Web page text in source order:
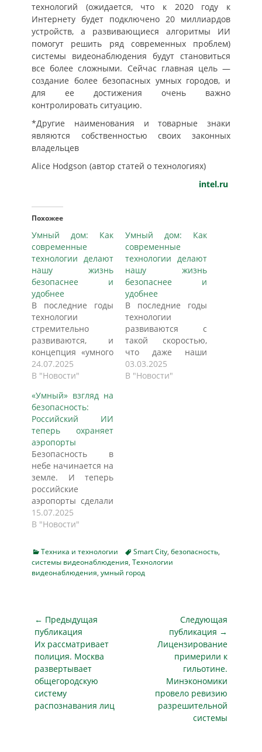
технологий (ожидается, что к 2020 году к
Интернету будет подключено 20 миллиардов
устройств, а развивающиеся алгоритмы ИИ
помогут решить ряд современных проблем)
системы видеонаблюдения будут становиться
все более сложными. Сейчас главная цель —
создание более безопасных умных городов, и
для ее достижения очень важно
контролировать ситуацию.
*Другие наименования и товарные знаки
являются собственностью своих законных
владельцев
Alice Hodgson (автор статей о технологиях)
intel.ru
Похожее
Умный дом: Как
современные
технологии делают
нашу жизнь
безопаснее и
удобнее
В последние годы
технологии
стремительно
развиваются, и
концепция «умного
дома» становится
все более
prokhab.ru. В
последние годы
технологии
развиваются с
такой скоростью,
что даже наши
холодильники
начинают вести
себя умнее нас!
Концепция «умного
дома» становится
всё более
не просто модное
слово — это
настоящая
24.07.2025
В "Новости"
Умный дом: Как
современные
технологии делают
нашу жизнь
безопаснее и
удобнее
В последние годы
технологии
развиваются с
такой скоростью,
что даже наши
холодильники
начинают вести
обеспечивают…
03.03.2025
В "Новости"
«Умный» взгляд на
безопасность:
Российский ИИ
теперь охраняет
аэропорты
Безопасность в
небе начинается на
земле. И теперь
российские
аэропорты сделали
значительный шаг
вперед, внедряя
технологии.
Компания
NtechLab,
распознавания лиц
и часть
госкорпорации
"Ростех",
представила
революционную
систему
видеоаналитики на
базе
15.07.2025
В "Новости"
Categories
Техника и технологии TagsSmart City, безопасность,
системы видеонаблюдения, Технологии
видеонаблюдения, умный город
Навигация
по
записям
← Предыдущая
публикация
Предыдущая
публикация
Их рассматривает
полиция. Москва
развертывает
общегородскую
систему
распознавания лиц
Следующая
публикация →
Следующая
публикация
Лицензирование
примерили к
гильотине.
Минэкономики
провело ревизию
разрешительной
системы